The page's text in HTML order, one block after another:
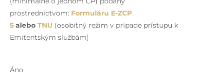
prostredníctvom: Formuláru E-ZCP
5 alebo TNU (osobitný režim v prípade prístupu k
Emitentským službám)
Áno